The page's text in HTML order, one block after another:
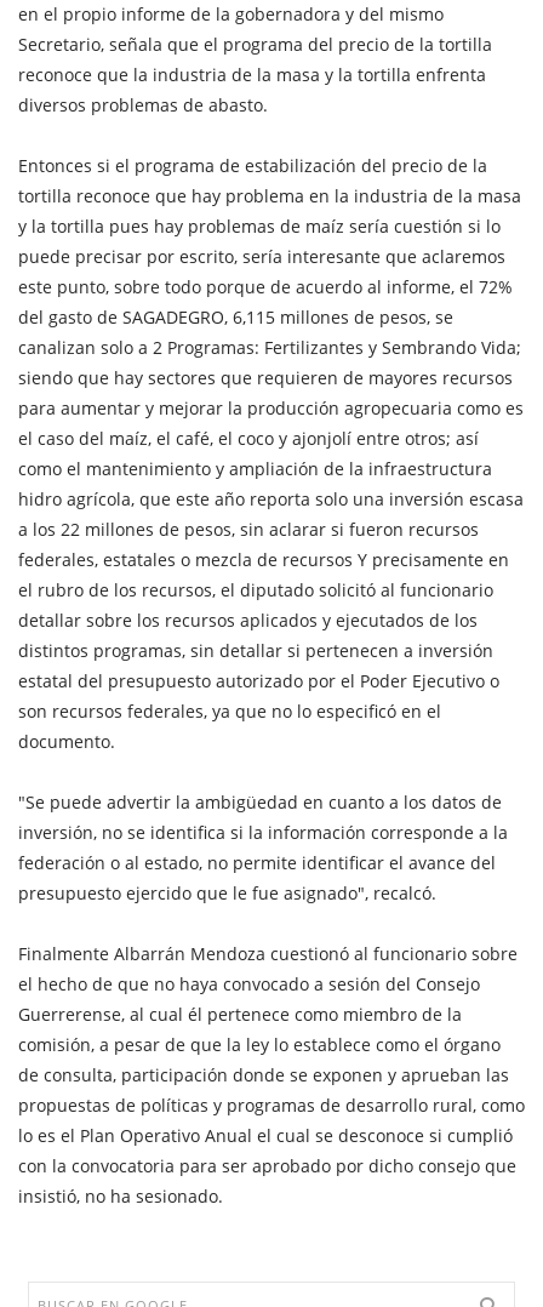
en el propio informe de la gobernadora y del mismo
Secretario, señala que el programa del precio de la tortilla
reconoce que la industria de la masa y la tortilla enfrenta
diversos problemas de abasto.
Entonces si el programa de estabilización del precio de la
tortilla reconoce que hay problema en la industria de la masa
y la tortilla pues hay problemas de maíz sería cuestión si lo
puede precisar por escrito, sería interesante que aclaremos
este punto, sobre todo porque de acuerdo al informe, el 72%
del gasto de SAGADEGRO, 6,115 millones de pesos, se
canalizan solo a 2 Programas: Fertilizantes y Sembrando Vida;
siendo que hay sectores que requieren de mayores recursos
para aumentar y mejorar la producción agropecuaria como es
el caso del maíz, el café, el coco y ajonjolí entre otros; así
como el mantenimiento y ampliación de la infraestructura
hidro agrícola, que este año reporta solo una inversión escasa
a los 22 millones de pesos, sin aclarar si fueron recursos
federales, estatales o mezcla de recursos Y precisamente en
el rubro de los recursos, el diputado solicitó al funcionario
detallar sobre los recursos aplicados y ejecutados de los
distintos programas, sin detallar si pertenecen a inversión
estatal del presupuesto autorizado por el Poder Ejecutivo o
son recursos federales, ya que no lo especificó en el
documento.
"Se puede advertir la ambigüedad en cuanto a los datos de
inversión, no se identifica si la información corresponde a la
federación o al estado, no permite identificar el avance del
presupuesto ejercido que le fue asignado", recalcó.
Finalmente Albarrán Mendoza cuestionó al funcionario sobre
el hecho de que no haya convocado a sesión del Consejo
Guerrerense, al cual él pertenece como miembro de la
comisión, a pesar de que la ley lo establece como el órgano
de consulta, participación donde se exponen y aprueban las
propuestas de políticas y programas de desarrollo rural, como
lo es el Plan Operativo Anual el cual se desconoce si cumplió
con la convocatoria para ser aprobado por dicho consejo que
insistió, no ha sesionado.